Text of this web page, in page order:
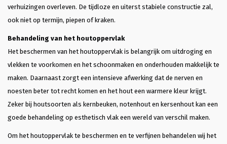
verhuizingen overleven. De tijdloze en uiterst stabiele constructie zal,
ook niet op termijn, piepen of kraken.
Behandeling van het houtoppervlak
Het beschermen van het houtoppervlak is belangrijk om uitdroging en
vlekken te voorkomen en het schoonmaken en onderhouden makkelijk te
maken. Daarnaast zorgt een intensieve afwerking dat de nerven en
noesten beter tot recht komen en het hout een warmere kleur krijgt.
Zeker bij houtsoorten als kernbeuken, notenhout en kersenhout kan een
goede behandeling op esthetisch vlak een wereld van verschil maken.
Om het houtoppervlak te beschermen en te verfijnen behandelen wij het